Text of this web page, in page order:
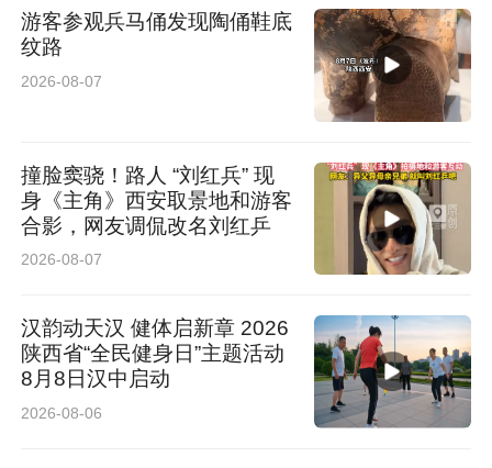
游客参观兵马俑发现陶俑鞋底
纹路
2026-08-07
撞脸窦骁！路人 “刘红兵” 现
身《主角》西安取景地和游客
合影，网友调侃改名刘红乒
2026-08-07
汉韵动天汉 健体启新章 2026
陕西省“全民健身日”主题活动
8月8日汉中启动
2026-08-06